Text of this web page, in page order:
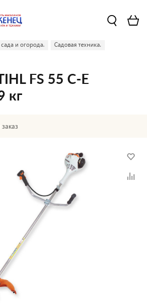
и огорода.
Садовая техника.
FS 55 C-E
кг